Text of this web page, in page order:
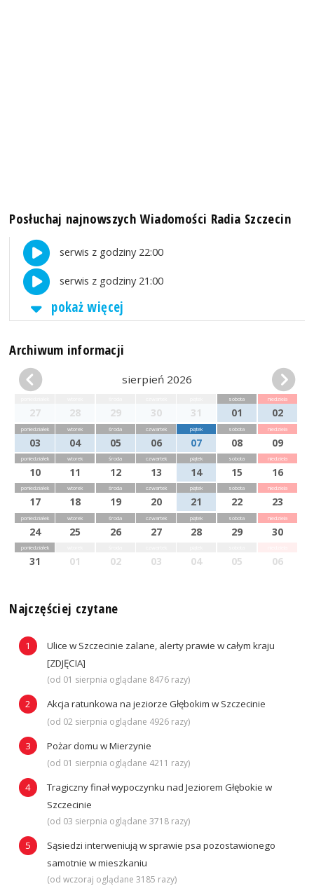
Posłuchaj najnowszych Wiadomości Radia Szczecin
serwis z godziny 22:00
serwis z godziny 21:00
pokaż więcej
Archiwum informacji
sierpień 2026
27 28 29 30 31
sobota
01
niedziela
02
poniedziałek
03
wtorek
04
środa
05
czwartek
06
piątek
07
sobota
08
niedziela
09
poniedziałek
10
wtorek
11
środa
12
czwartek
13
piątek
14
sobota
15
niedziela
16
poniedziałek
17
wtorek
18
środa
19
czwartek
20
piątek
21
sobota
22
niedziela
23
poniedziałek
24
wtorek
25
środa
26
czwartek
27
piątek
28
sobota
29
niedziela
30
poniedziałek
31 01 02 03 04 05 06
Najczęściej czytane
Ulice w Szczecinie zalane, alerty prawie w całym kraju
[ZDJĘCIA]
(od 01 sierpnia oglądane 8476 razy)
Akcja ratunkowa na jeziorze Głębokim w Szczecinie
(od 02 sierpnia oglądane 4926 razy)
Pożar domu w Mierzynie
(od 01 sierpnia oglądane 4211 razy)
Tragiczny finał wypoczynku nad Jeziorem Głębokie w
Szczecinie
(od 03 sierpnia oglądane 3718 razy)
Sąsiedzi interweniują w sprawie psa pozostawionego
samotnie w mieszkaniu
(od wczoraj oglądane 3185 razy)